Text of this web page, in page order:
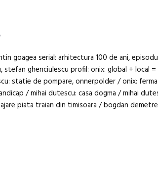
goagea serial: arhitectura 100 de ani,
stefan ghenciulescu profil: onix: global + local =
statie de pompare, onnerpolder / onix: ferma
/ mihai dutescu: casa dogma / mihai
piata traian din timisoara / bogdan